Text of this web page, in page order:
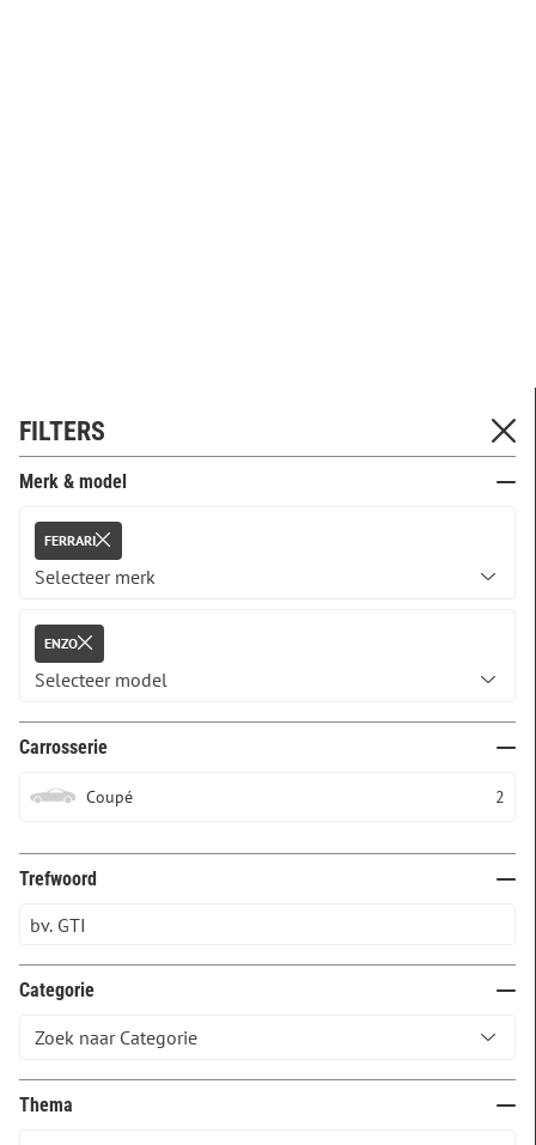
FILTERS
Merk & model
FERRARI
ENZO
Carrosserie
Coupé 2
Trefwoord
Categorie
Thema